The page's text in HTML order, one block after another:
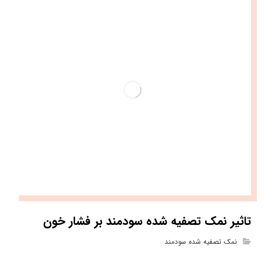
تاثیر نمک تصفیه شده سودمند بر فشار خون
نمک تصفیه شده سودمند